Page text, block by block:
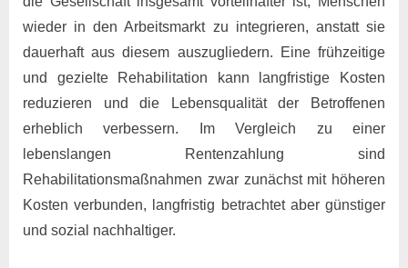
wieder in den Arbeitsmarkt zu integrieren, anstatt sie
dauerhaft aus diesem auszugliedern. Eine frühzeitige
und gezielte Rehabilitation kann langfristige Kosten
reduzieren und die Lebensqualität der Betroffenen
erheblich verbessern. Im Vergleich zu einer
lebenslangen Rentenzahlung sind
Rehabilitationsmaßnahmen zwar zunächst mit höheren
Kosten verbunden, langfristig betrachtet aber günstiger
und sozial nachhaltiger.